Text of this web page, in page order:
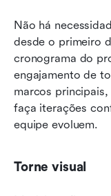
Não há
desde o primeiro
cronograma do
engajamento de
marcos principais,
faça iterações
equipe evoluem.
Torne visual